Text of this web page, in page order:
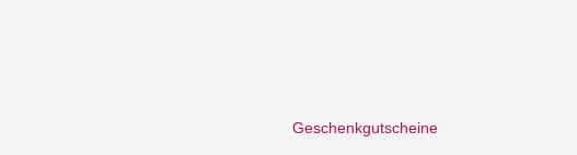
Geschenkgutscheine